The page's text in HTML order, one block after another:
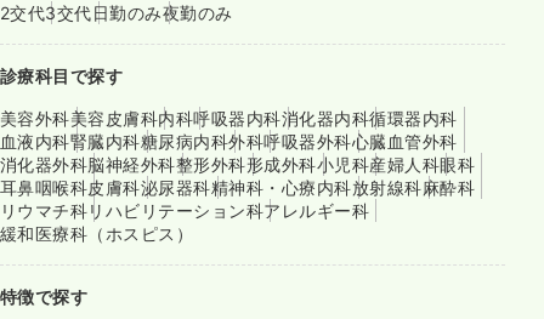
2交代3交代日勤のみ夜勤のみ
診療科目で探す
美容外科美容皮膚科内科呼吸器内科消化器内科循環器内科
血液内科腎臓内科糖尿病内科外科呼吸器外科心臓血管外科
消化器外科脳神経外科整形外科形成外科小児科産婦人科眼科
耳鼻咽喉科皮膚科泌尿器科精神科・心療内科放射線科麻酔科
リウマチ科リハビリテーション科アレルギー科
緩和医療科（ホスピス）
特徴で探す